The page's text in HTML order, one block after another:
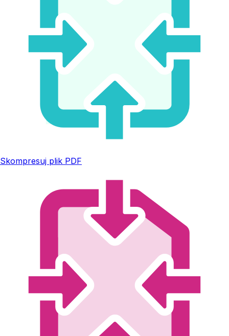
Skompresuj plik PDF